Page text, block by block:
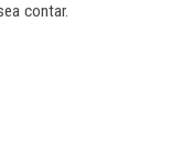
contar.